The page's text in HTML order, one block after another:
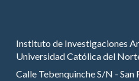
Instituto de Investigaciones
Universidad Católica del
Calle Tebenquinche S/N -